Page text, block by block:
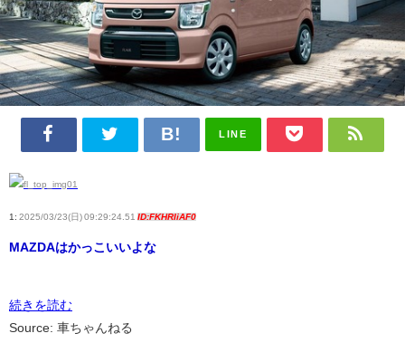
LINE
1: 2025/03/23(日) 09:29:24.51 ID:FKHRIiAF0
MAZDAはかっこいいよな
続きを読む
Source: 車ちゃんねる